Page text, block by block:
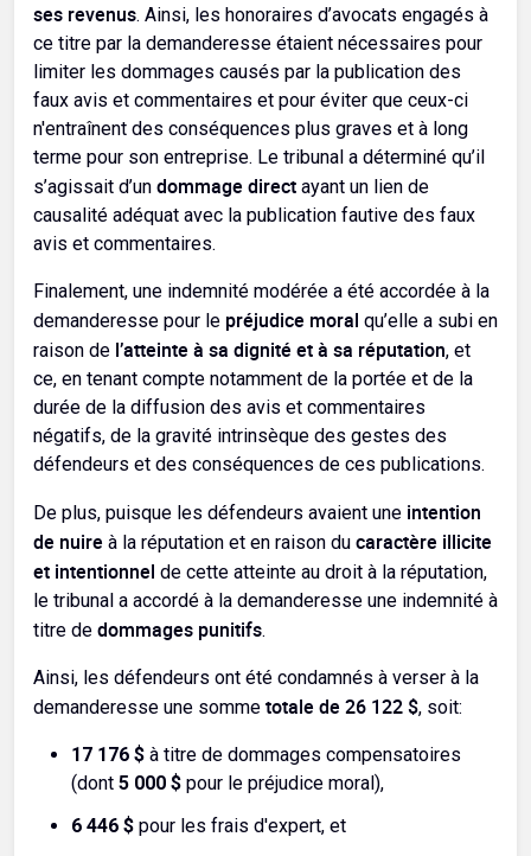
ses revenus. Ainsi, les honoraires d’avocats engagés à
ce titre par la demanderesse étaient nécessaires pour
limiter les dommages causés par la publication des
faux avis et commentaires et pour éviter que ceux-ci
n'entraînent des conséquences plus graves et à long
terme pour son entreprise. Le tribunal a déterminé qu’il
s’agissait d’un dommage direct ayant un lien de
causalité adéquat avec la publication fautive des faux
avis et commentaires.
Finalement, une indemnité modérée a été accordée à la
demanderesse pour le préjudice moral qu’elle a subi en
raison de l’atteinte à sa dignité et à sa réputation, et
ce, en tenant compte notamment de la portée et de la
durée de la diffusion des avis et commentaires
négatifs, de la gravité intrinsèque des gestes des
défendeurs et des conséquences de ces publications.
De plus, puisque les défendeurs avaient une intention
de nuire à la réputation et en raison du caractère illicite
et intentionnel de cette atteinte au droit à la réputation,
le tribunal a accordé à la demanderesse une indemnité à
titre de dommages punitifs.
Ainsi, les défendeurs ont été condamnés à verser à la
demanderesse une somme totale de 26 122 $, soit:
17 176 $ à titre de dommages compensatoires
(dont 5 000 $ pour le préjudice moral),
6 446 $ pour les frais d'expert, et